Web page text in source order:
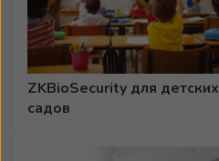
ZKBioSecurity для детских
садов